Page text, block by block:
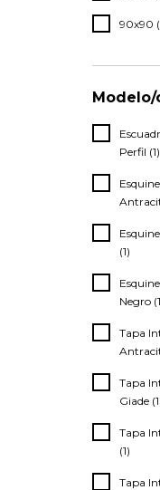
90x90
Perfil (1)
(1)
Negro
Tapa
Tapa
Giade
Tapa
(1)
Tapa